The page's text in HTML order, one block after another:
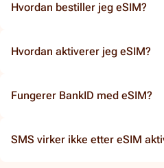
Hvordan bestiller jeg eSIM?
Hvordan aktiverer jeg eSIM?
Fungerer BankID med eSIM?
SMS virker ikke etter eSIM